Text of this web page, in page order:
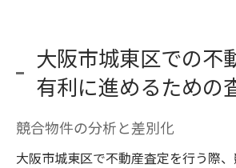
大阪市城東区での不
有利に進めるための
競合物件の分析と差別化
大阪市城東区で不動産査定を行う際